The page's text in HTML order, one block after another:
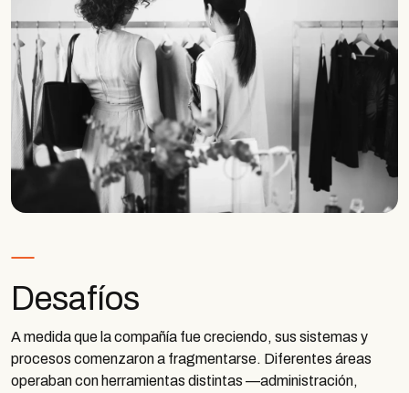
Desafíos
A medida que la compañía fue creciendo, sus sistemas y
procesos comenzaron a fragmentarse. Diferentes áreas
operaban con herramientas distintas —administración,